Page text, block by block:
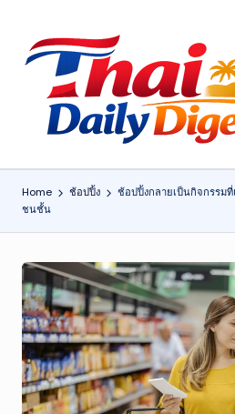
D
ai
Di
g
e
st
:
Home ช้อปปิ้ง
ช้อปปิ้งกลายเป็นกิจกรรม
ชนชั้น